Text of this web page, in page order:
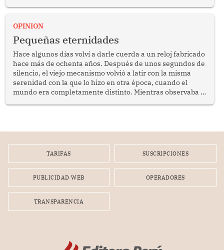
bimestrales el subsidio que reciben los beneficiarios del
reflexionar sobre la importancia de fortalecer las políticas
públicas dirigidas a los adultos mayores en pobreza.
OPINION
Pequeñas eternidades
Hace algunos días volví a darle cuerda a un reloj fabricado
hace más de ochenta años. Después de unos segundos de
silencio, el viejo mecanismo volvió a latir con la misma
serenidad con la que lo hizo en otra época, cuando el
mundo era completamente distinto. Mientras observaba el
TARIFAS SUSCRIPCIONES
PUBLICIDAD WEB OPERADORES
TRANSPARENCIA